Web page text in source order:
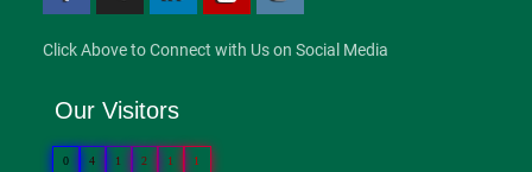
Click Above to Connect with Us on Social Media
Our Visitors
0 4 1 2 1 1